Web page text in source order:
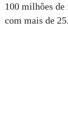
100 milhões de
com mais de